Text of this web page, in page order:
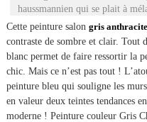
haussmannien qui se plait à
Cette peinture salon gris anthracite
contraste de sombre et clair. Tout
blanc permet de faire ressortir la
chic. Mais ce n’est pas tout !
peinture bleu qui souligne les
en valeur deux teintes tendances
moderne ! Peinture couleur Gris